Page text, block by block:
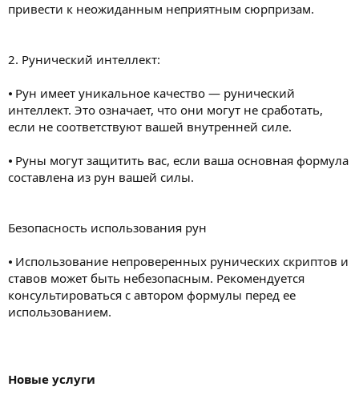
привести к неожиданным неприятным сюрпризам.
2. Рунический интеллект:
⦁ Рун имеет уникальное качество — рунический
интеллект. Это означает, что они могут не сработать,
если не соответствуют вашей внутренней силе.
⦁ Руны могут защитить вас, если ваша основная формула
составлена из рун вашей силы.
Безопасность использования рун
⦁ Использование непроверенных рунических скриптов и
ставов может быть небезопасным. Рекомендуется
консультироваться с автором формулы перед ее
использованием.
Новые услуги